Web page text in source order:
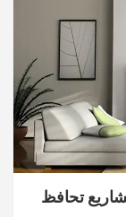
تحافظ